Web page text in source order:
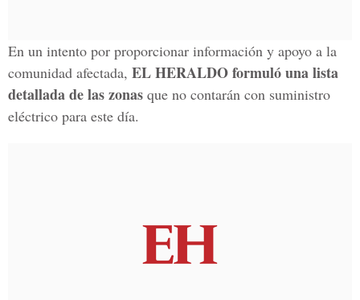
En un intento por proporcionar información y apoyo a la
comunidad afectada, EL HERALDO formuló una lista
detallada de las zonas que no contarán con suministro
eléctrico para este día.